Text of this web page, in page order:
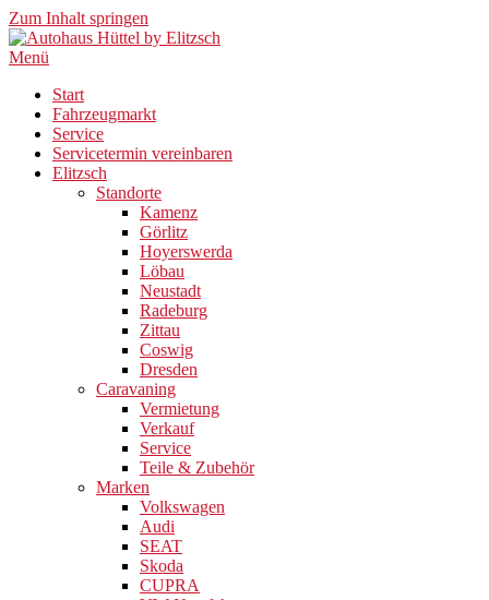
Zum Inhalt springen
Menü
Start
Fahrzeugmarkt
Service
Servicetermin vereinbaren
Elitzsch
Standorte
Kamenz
Görlitz
Hoyerswerda
Löbau
Neustadt
Radeburg
Zittau
Coswig
Dresden
Caravaning
Vermietung
Verkauf
Service
Teile & Zubehör
Marken
Volkswagen
Audi
SEAT
Skoda
CUPRA